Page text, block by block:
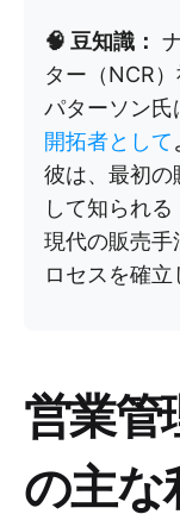
🧠 豆知識：
ター（NCR
パターソン氏
開拓者として
彼は、最初の
して知られる
現代の販売手
ロセスを確立
営業管
の主な